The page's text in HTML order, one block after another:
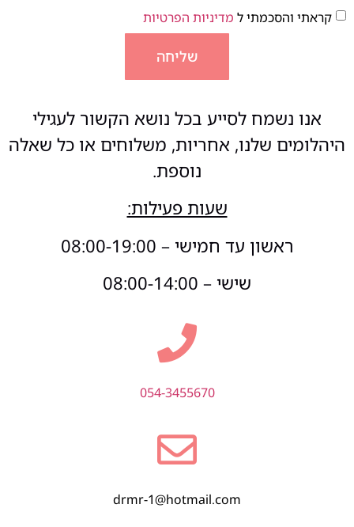
קראתי והסכמתי ל מדיניות הפרטיות
שליחה
אנו נשמח לסייע בכל נושא הקשור לעגילי
היהלומים שלנו, אחריות, משלוחים או כל שאלה
נוספת.
שעות פעילות:
ראשון עד חמישי – 08:00-19:00
שישי – 08:00-14:00
054-3455670
drmr-1@hotmail.com